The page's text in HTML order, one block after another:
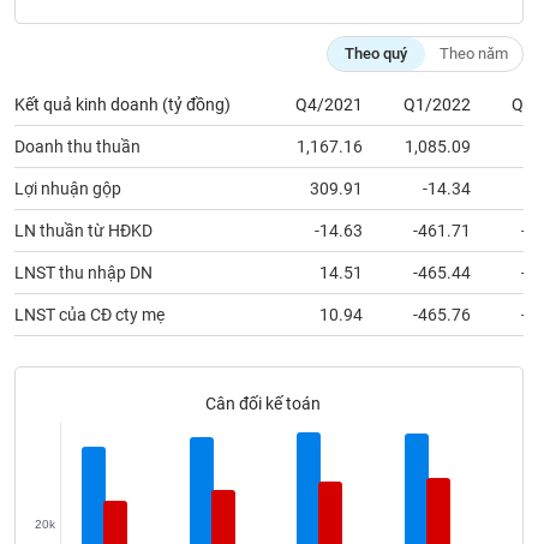
Theo quý Theo năm
Kết quả kinh doanh (tỷ đồng) Q4/2021 Q1/2022
Doanh thu thuần 1,167.16 1,085.09
Lợi nhuận gộp 309.91 -14.34
LN thuần từ HĐKD -14.63 -461.71 -
LNST thu nhập DN 14.51 -465.44 -
LNST của CĐ cty mẹ 10.94 -465.76 -
Cân đối kế toán
20k
Chứng chỉ quỹ Chứng
Lãnh
đạo
(-)
Tất cả Người liên quan Cổ đông lớn
Tin
tức
(-)
Bài